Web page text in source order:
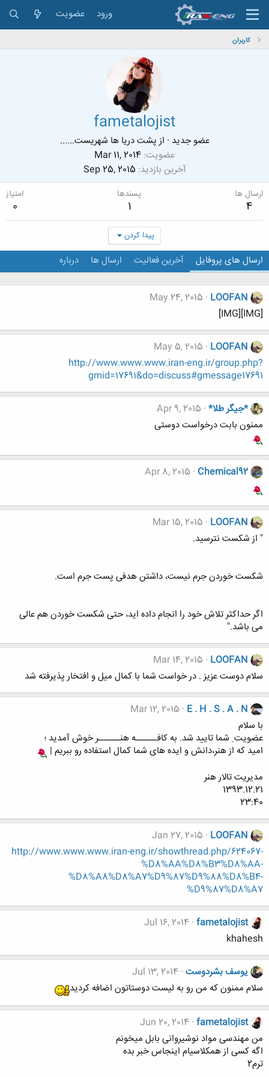
ورود عضویت
کاربران
fametalojist
عضو جدید · ازپشت دریا ها شهریست......
عضویت Mar 11, 2014
آخرین بازدید Sep 25, 2015
ارسال ها
4
پسندها
1
امتیاز
0
پیدا کردن
ارسال های پروفایل آخرین فعالیت ارسال ها درباره
LOOFAN
May 24, 2015
[IMG][IMG]
LOOFAN
May 5, 2015
http://www.www.www.iran-eng.ir/group.php?
gmid=17691&do=discuss#gmessage17691
*جیگر طلا* Apr 9, 2015
ممنون بابت درخواست دوستی
Chemical92
Apr 8, 2015
LOOFAN
Mar 15, 2015
" از شکست نترسید.
شکست خوردن جرم نیست، داشتن هدفی پست جرم است.
اگر حداکثر تلاش خود را انجام داده اید، حتی شکست خوردن هم عالی
می باشد."
LOOFAN
Mar 14, 2015
سلام دوست عزیز . در خواست شما با کمال میل و افتخار پذیرفته شد
E . H . S . A . N
Mar 12, 2015
با سلام
عضویت ِ شما تایید شد. به کافــــــه هنــــــر خوش آمدید ؛
امید که از هنر،دانش و ایده های شما کمال استفاده رو ببریم |
مدیریت تالار هنر
1393.12.21
23:40
LOOFAN
Jan 27, 2015
http://www.www.www.iran-eng.ir/showthread.php/624067-
%D8%AA%D8%B3%D8%AA-
%D8%A8%D8%A7%D9%87%D9%88%D8%B4-
%D9%87%D8%A7
fametalojist
Jul 16, 2014
khahesh
یوسف بشردوست Jul 13, 2014
سلام ممنون که من رو به لیست دوستاتون اضافه کردید
fametalojist
Jun 20, 2014
من مهندسی مواد نوشیروانی بابل میخونم
اگه کسی از همکلاسیام اینجاس خبر بده
ترم2